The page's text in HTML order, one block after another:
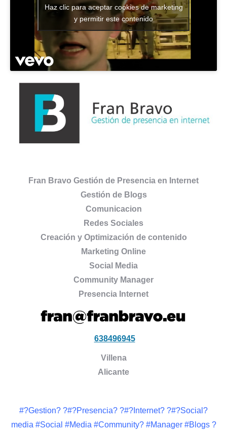
Haz clic para aceptar cookies de marketing
y permitir este contenido
Fran Bravo Gestión de Presencia en Internet
Gestión de Blogs
Comunicacion
Redes Sociales
Creación y Optimización de contenido
Marketing Online
Social Media
Community Manager
Presencia Internet
638496945
Villena
Alicante
#?Gestion? ?#?Presencia? ?#?Internet? ?#?Social?
media #Social #Media #Community? #Manager #Blogs ?